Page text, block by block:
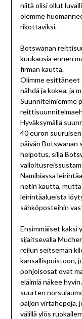
niitä olisi ollut
olemme
rikottaviksi.
Botswanan
kuukausia ennen
firman kautta.
Olimme esittäneet
nähdä ja kokea, ja
Suunnitelmiemme
Hyväksymällä
40 euron
päivän Botswanan
helpotus, sillä
Namibiassa
netin kautta, mutta
leirintäalueista
sähköposteihin
Ensimmäiset kaksi
sijaitsevalla
reilun seitsemän
kansallispuistoon,
pohjoisosat ovat
eläimiä näkee
suurten
paljon virtahepoja,
välillä ylös